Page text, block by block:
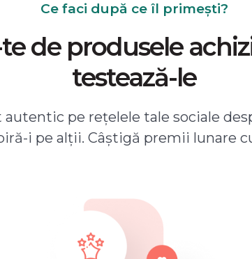
Ce faci după ce îl primești?
de produsele
testează-le
pe rețelele tale sociale
i pe alții. Câștigă premii lunare